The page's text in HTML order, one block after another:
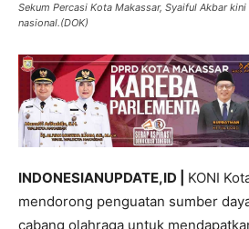
Sekum Percasi Kota Makassar, Syaiful Akbar
nasional.(DOK)
INDONESIANUPDATE,ID | KONI
mendorong penguatan sumber
cabang olahraga untuk